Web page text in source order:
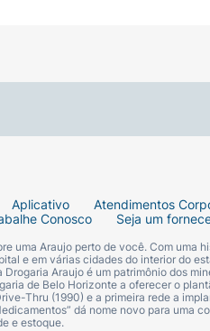
Aplicativo Atendimentos
Conosco Seja um
uma Araujo perto de você. Com
e em várias cidades do interior do
Araujo é um patrimônio dos
de Belo Horizonte a oferecer o
Thru (1990) e a primeira rede a
dá nome novo para
e estoque.